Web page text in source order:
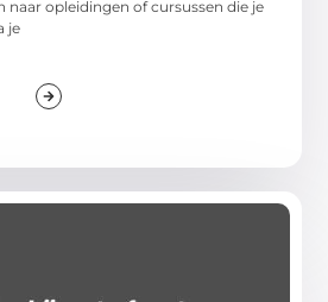
naar opleidingen of cursussen die je
je